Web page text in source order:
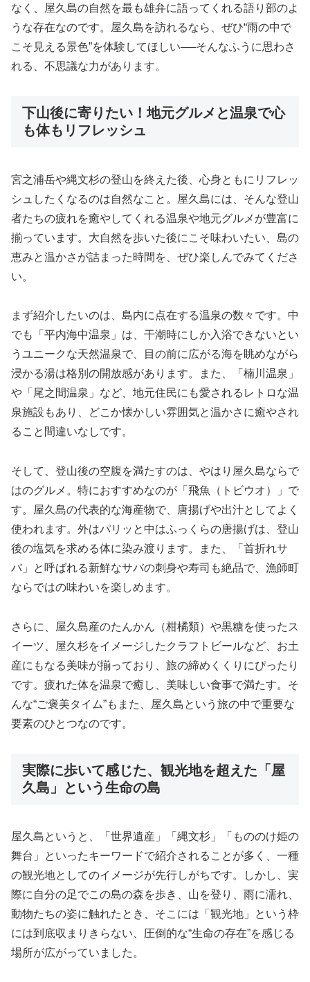
なく、屋久島の自然を最も雄弁に語ってくれる語り部のよ
うな存在なのです。屋久島を訪れるなら、ぜひ“雨の中で
こそ見える景色”を体験してほしい──そんなふうに思わさ
れる、不思議な力があります。
下山後に寄りたい！地元グルメと温泉で心
も体もリフレッシュ
宮之浦岳や縄文杉の登山を終えた後、心身ともにリフレッ
シュしたくなるのは自然なこと。屋久島には、そんな登山
者たちの疲れを癒やしてくれる温泉や地元グルメが豊富に
揃っています。大自然を歩いた後にこそ味わいたい、島の
恵みと温かさが詰まった時間を、ぜひ楽しんでみてくださ
い。
まず紹介したいのは、島内に点在する温泉の数々です。中
でも「平内海中温泉」は、干潮時にしか入浴できないとい
うユニークな天然温泉で、目の前に広がる海を眺めながら
浸かる湯は格別の開放感があります。また、「楠川温泉」
や「尾之間温泉」など、地元住民にも愛されるレトロな温
泉施設もあり、どこか懐かしい雰囲気と温かさに癒やされ
ること間違いなしです。
そして、登山後の空腹を満たすのは、やはり屋久島ならで
はのグルメ。特におすすめなのが「飛魚（トビウオ）」で
す。屋久島の代表的な海産物で、唐揚げや出汁としてよく
使われます。外はパリッと中はふっくらの唐揚げは、登山
後の塩気を求める体に染み渡ります。また、「首折れサ
バ」と呼ばれる新鮮なサバの刺身や寿司も絶品で、漁師町
ならではの味わいを楽しめます。
さらに、屋久島産のたんかん（柑橘類）や黒糖を使ったス
イーツ、屋久杉をイメージしたクラフトビールなど、お土
産にもなる美味が揃っており、旅の締めくくりにぴったり
です。疲れた体を温泉で癒し、美味しい食事で満たす。そ
んな“ご褒美タイム”もまた、屋久島という旅の中で重要な
要素のひとつなのです。
実際に歩いて感じた、観光地を超えた「屋
久島」という生命の島
屋久島というと、「世界遺産」「縄文杉」「もののけ姫の
舞台」といったキーワードで紹介されることが多く、一種
の観光地としてのイメージが先行しがちです。しかし、実
際に自分の足でこの島の森を歩き、山を登り、雨に濡れ、
動物たちの姿に触れたとき、そこには「観光地」という枠
には到底収まりきらない、圧倒的な“生命の存在”を感じる
場所が広がっていました。